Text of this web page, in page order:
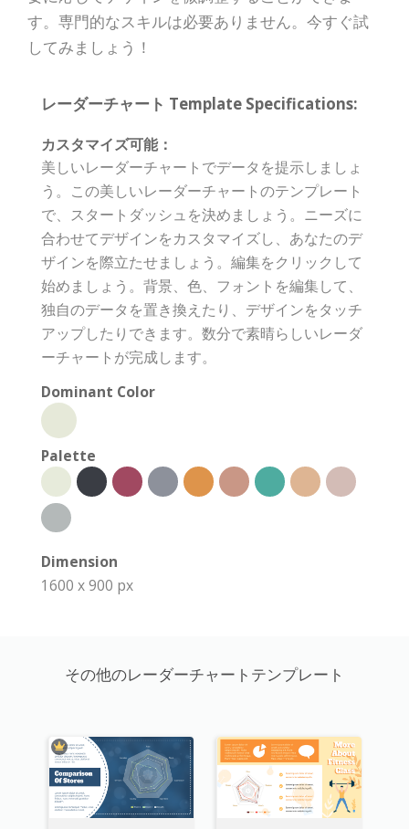
す。専門的なスキルは必要ありません。今すぐ試
してみましょう！
レーダーチャート Template Specifications:
カスタマイズ可能：
美しいレーダーチャートでデータを提示しましょ
う。この美しいレーダーチャートのテンプレート
で、スタートダッシュを決めましょう。ニーズに
合わせてデザインをカスタマイズし、あなたのデ
ザインを際立たせましょう。編集をクリックして
始めましょう。背景、色、フォントを編集して、
独自のデータを置き換えたり、デザインをタッチ
アップしたりできます。数分で素晴らしいレーダ
ーチャートが完成します。
Dominant Color
Palette
Dimension
1600 x 900 px
その他のレーダーチャートテンプレート